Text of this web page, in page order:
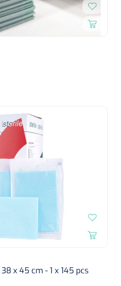
x 45 cm - 1 x 145 pcs